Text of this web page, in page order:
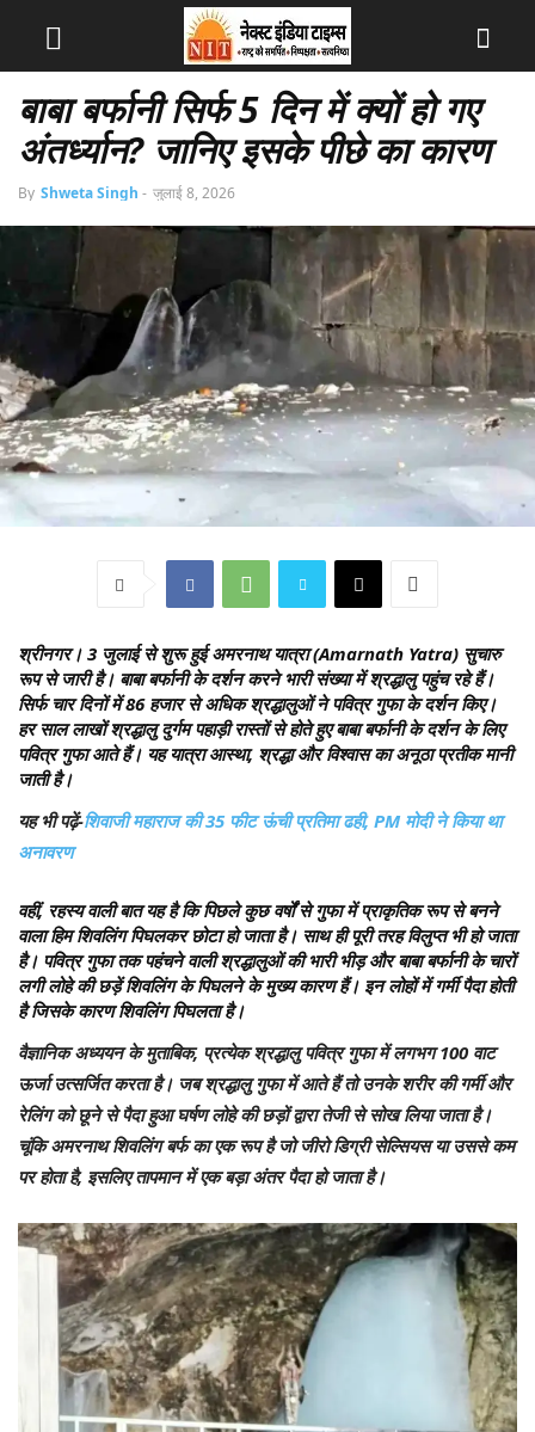
बाबा बर्फानी सिर्फ 5 दिन में क्यों हो गए
अंतर्ध्यान? जानिए इसके पीछे का कारण
By Shweta Singh - जुलाई 8, 2026
श्रीनगर। 3 जुलाई से शुरू हुई अमरनाथ यात्रा (Amarnath Yatra) सुचारु
रूप से जारी है। बाबा बर्फानी के दर्शन करने भारी संख्या में श्रद्धालु पहुंच रहे हैं।
सिर्फ चार दिनों में 86 हजार से अधिक श्रद्धालुओं ने पवित्र गुफा के दर्शन किए।
हर साल लाखों श्रद्धालु दुर्गम पहाड़ी रास्तों से होते हुए बाबा बर्फानी के दर्शन के लिए
पवित्र गुफा आते हैं। यह यात्रा आस्था, श्रद्धा और विश्वास का अनूठा प्रतीक मानी
जाती है।
यह भी पढ़ें-शिवाजी महाराज की 35 फीट ऊंची प्रतिमा ढही, PM मोदी ने किया था
अनावरण
वहीं, रहस्य वाली बात यह है कि पिछले कुछ वर्षों से गुफा में प्राकृतिक रूप से बनने
वाला हिम शिवलिंग पिघलकर छोटा हो जाता है। साथ ही पूरी तरह विलुप्त भी हो जाता
है। पवित्र गुफा तक पहंचने वाली श्रद्धालुओं की भारी भीड़ और बाबा बर्फानी के चारों
लगी लोहे की छड़ें शिवलिंग के पिघलने के मुख्य कारण हैं। इन लोहों में गर्मी पैदा होती
है जिसके कारण शिवलिंग पिघलता है।
वैज्ञानिक अध्ययन के मुताबिक, प्रत्येक श्रद्धालु पवित्र गुफा में लगभग 100 वाट
ऊर्जा उत्सर्जित करता है। जब श्रद्धालु गुफा में आते हैं तो उनके शरीर की गर्मी और
रेलिंग को छूने से पैदा हुआ घर्षण लोहे की छड़ों द्वारा तेजी से सोख लिया जाता है।
चूंकि अमरनाथ शिवलिंग बर्फ का एक रूप है जो जीरो डिग्री सेल्सियस या उससे कम
पर होता है, इसलिए तापमान में एक बड़ा अंतर पैदा हो जाता है।